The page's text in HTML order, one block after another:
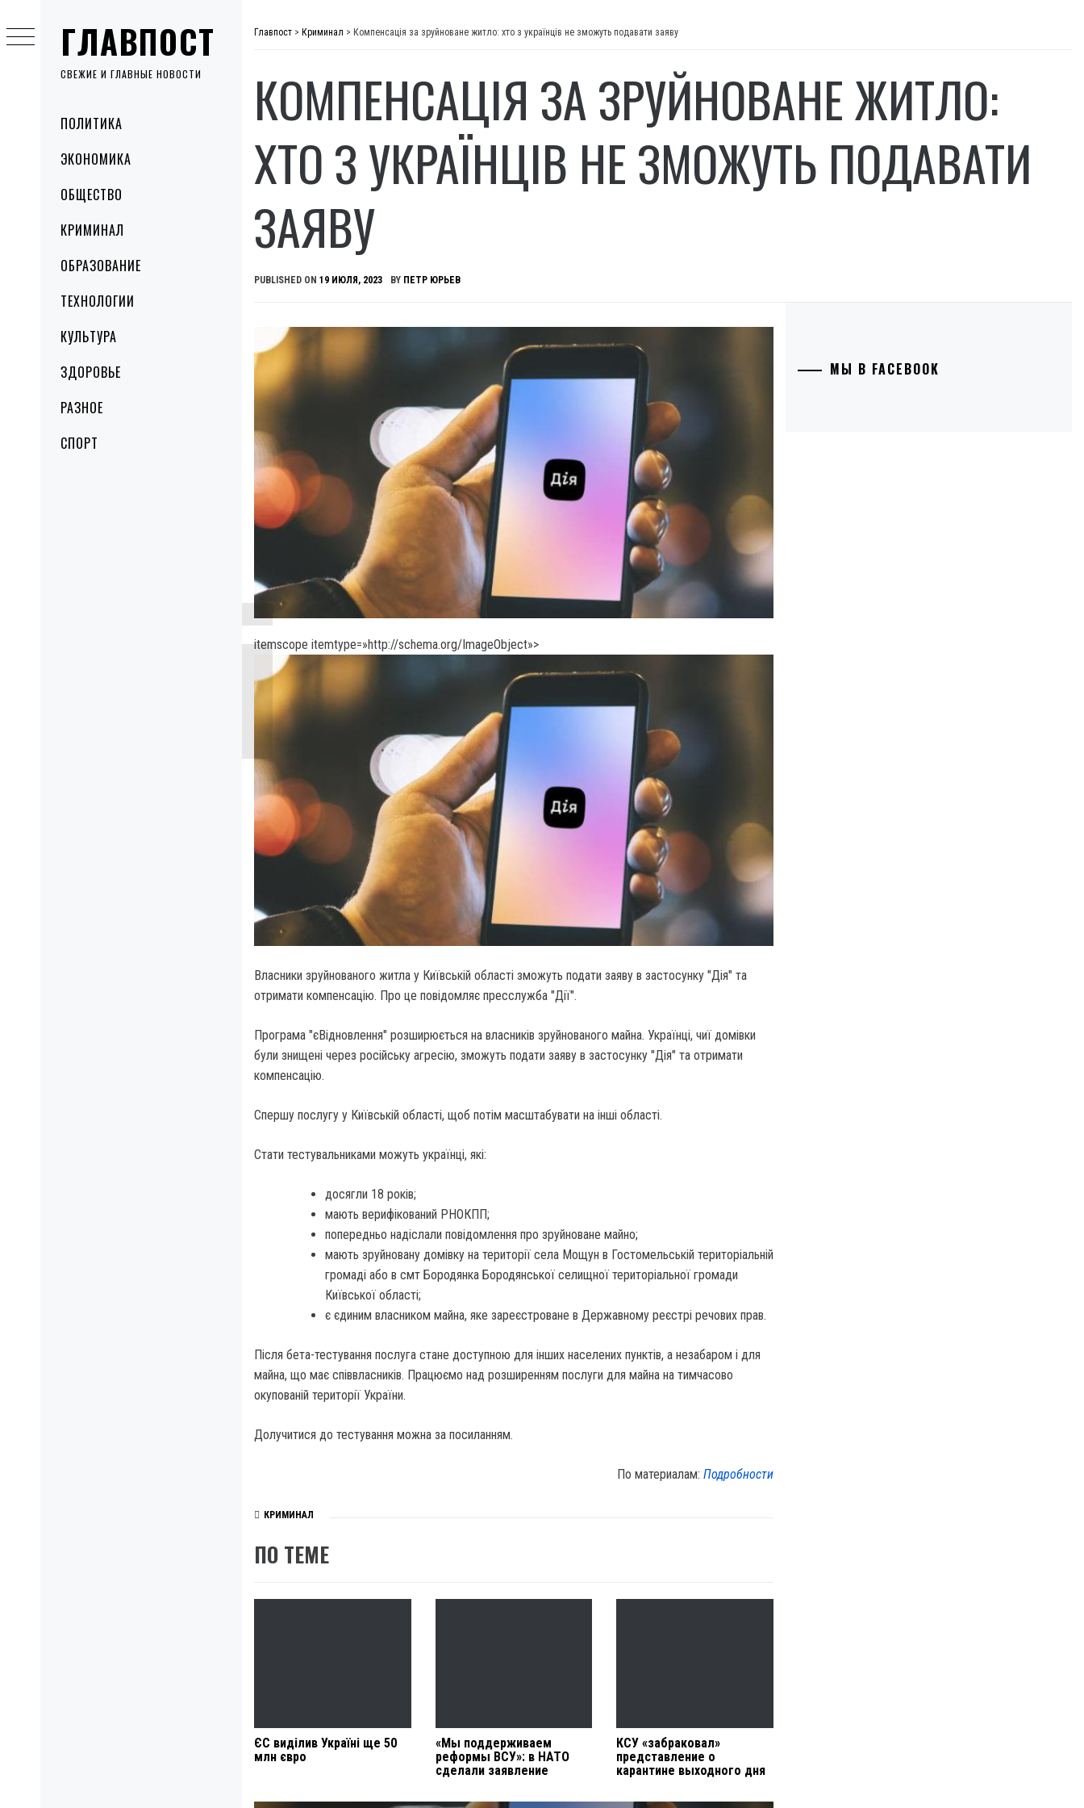
ГЛАВПОСТ
СВЕЖИЕ И ГЛАВНЫЕ НОВОСТИ
MenuПОЛИТИКА
ЭКОНОМИКА
ОБЩЕСТВО
КРИМИНАЛ
ОБРАЗОВАНИЕ
ТЕХНОЛОГИИ
КУЛЬТУРА
ЗДОРОВЬЕ
РАЗНОЕ
СПОРТ
to
content
Главпост > Криминал > Компенсація за зруйноване житло: хто з українців не зможуть подавати заяву
КОМПЕНСАЦІЯ ЗА ЗРУЙНОВАНЕ ЖИТЛО:
ХТО З УКРАЇНЦІВ НЕ ЗМОЖУТЬ ПОДАВАТИ
ЗАЯВУ
PUBLISHED ON 19 ИЮЛЯ, 2023 BY ПЕТР ЮРЬЕВ
itemscope itemtype=»http://schema.org/ImageObject»>
Власники зруйнованого житла у Київській області зможуть подати заяву в застосунку "Дія" та
отримати компенсацію. Про це повідомляє пресслужба "Дії".
Програма "єВідновлення" розширюється на власників зруйнованого майна. Українці, чиї домівки
були знищені через російську агресію, зможуть подати заяву в застосунку "Дія" та отримати
компенсацію.
Спершу послугу у Київській області, щоб потім масштабувати на інші області.
Стати тестувальниками можуть українці, які:
досягли 18 років;
мають верифікований РНОКПП;
попередньо надіслали повідомлення про зруйноване майно;
мають зруйновану домівку на території села Мощун в Гостомельській територіальній
громаді або в смт Бородянка Бородянської селищної територіальної громади
Київської області;
є єдиним власником майна, яке зареєстроване в Державному реєстрі речових прав.
Після бета-тестування послуга стане доступною для інших населених пунктів, а незабаром і для
майна, що має співвласників. Працюємо над розширенням послуги для майна на тимчасово
окупованій території України.
Долучитися до тестування можна за посиланням.
По материалам:Подробности
КРИМИНАЛ
ПО ТЕМЕ
ЄС виділив Україні ще 50
млн євро
«Мы поддерживаем
реформы ВСУ»: в НАТО
сделали заявление
КСУ «забраковал»
представление о
карантине выходного дня
МЫ В FACEBOOK